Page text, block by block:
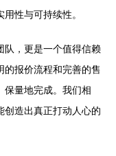
性与可持续性。
队，更是一个值得信赖
的报价流程和完善的售
保量地完成。我们相
创造出真正打动人心的